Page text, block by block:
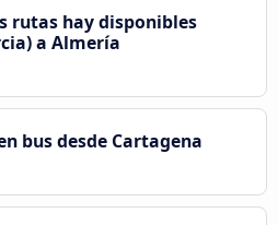
rutas hay disponibles
a Almería
bus desde Cartagena